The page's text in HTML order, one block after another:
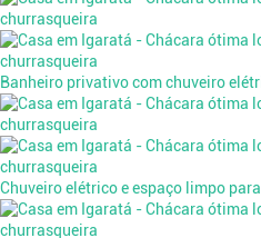
Banheiro privativo com chuveiro
Chuveiro elétrico e espaço limpo